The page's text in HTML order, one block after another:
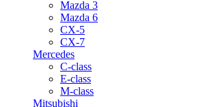
Mazda 3
Mazda 6
CX-5
CX-7
Mercedes
C-class
E-class
M-class
Mitsubishi